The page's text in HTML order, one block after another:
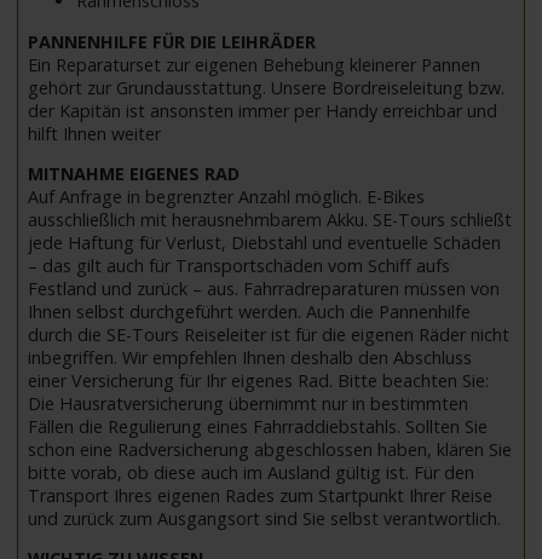
PANNENHILFE FÜR DIE LEIHRÄDER
Ein Reparaturset zur eigenen Behebung kleinerer Pannen
gehört zur Grundausstattung. Unsere Bordreiseleitung bzw.
der Kapitän ist ansonsten immer per Handy erreichbar und
hilft Ihnen weiter
MITNAHME EIGENES RAD
Auf Anfrage in begrenzter Anzahl möglich. E-Bikes
ausschließlich mit herausnehmbarem Akku. SE-Tours schließt
jede Haftung für Verlust, Diebstahl und eventuelle Schäden
– das gilt auch für Transportschäden vom Schiff aufs
Festland und zurück – aus. Fahrradreparaturen müssen von
Ihnen selbst durchgeführt werden. Auch die Pannenhilfe
durch die SE-Tours Reiseleiter ist für die eigenen Räder nicht
inbegriffen. Wir empfehlen Ihnen deshalb den Abschluss
einer Versicherung für Ihr eigenes Rad. Bitte beachten Sie:
Die Hausratversicherung übernimmt nur in bestimmten
Fällen die Regulierung eines Fahrraddiebstahls. Sollten Sie
schon eine Radversicherung abgeschlossen haben, klären Sie
bitte vorab, ob diese auch im Ausland gültig ist. Für den
Transport Ihres eigenen Rades zum Startpunkt Ihrer Reise
und zurück zum Ausgangsort sind Sie selbst verantwortlich.